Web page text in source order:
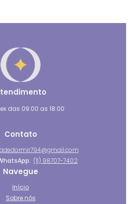
das 09:00 as 18:00
Contato
(11) 98707-7402
Navegue
Início
Sobre nós